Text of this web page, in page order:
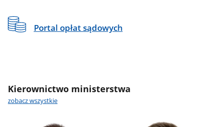
Portal opłat sądowych
Kierownictwo ministerstwa
zobacz wszystkie